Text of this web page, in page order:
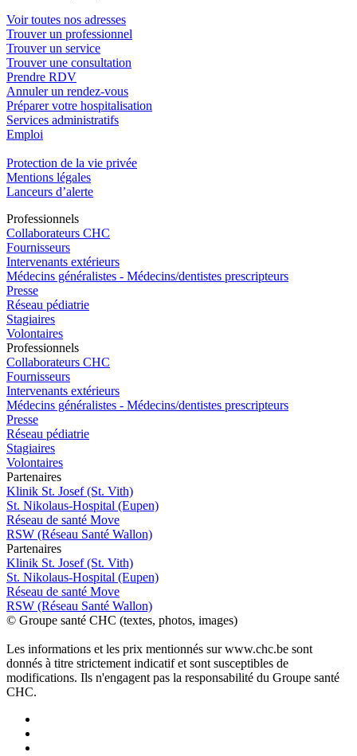
Voir toutes nos adresses
Trouver un professionnel
Trouver un service
Trouver une consultation
Prendre RDV
Annuler un rendez-vous
Préparer votre hospitalisation
Services administratifs
Emploi​
Protection de la vie privée
Mentions légales
Lanceurs d’alerte
Professionnels
Collaborateurs CHC
Fournisseurs
Intervenants extérieurs
Médecins généralistes - Médecins/dentistes prescripteurs
Presse
Réseau pédiatrie
Stagiaires
Volontaires
Professionnels
Collaborateurs CHC
Fournisseurs
Intervenants extérieurs
Médecins généralistes - Médecins/dentistes prescripteurs
Presse
Réseau pédiatrie
Stagiaires
Volontaires
Partenaires
Klinik St. Josef (St. Vith)
St. Nikolaus-Hospital (Eupen)
Réseau de santé Move
RSW (Réseau Santé Wallon)
Partenaires
Klinik St. Josef (St. Vith)
St. Nikolaus-Hospital (Eupen)
Réseau de santé Move
RSW (Réseau Santé Wallon)
© Groupe santé CHC (textes, photos, images)
Les informations et les prix mentionnés sur www.chc.be sont
donnés à titre strictement indicatif et sont susceptibles de
modifications. Ils n'engagent pas la responsabilité du Groupe santé
CHC.